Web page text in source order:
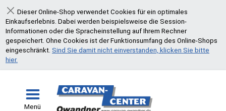
Schließen
Dieser Online-Shop verwendet Cookies für ein optimales
Einkaufserlebnis. Dabei werden beispielsweise die Session-
Informationen oder die Spracheinstellung auf Ihrem Rechner
gespeichert. Ohne Cookies ist der Funktionsumfang des Online-Shops
eingeschränkt. Sind Sie damit nicht einverstanden, klicken Sie bitte
hier.
Menü